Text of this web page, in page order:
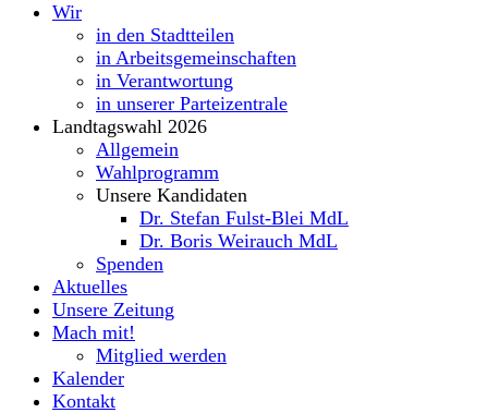
Wir
in den Stadtteilen
in Arbeitsgemeinschaften
in Verantwortung
in unserer Parteizentrale
Landtagswahl 2026
Allgemein
Wahlprogramm
Unsere Kandidaten
Dr. Stefan Fulst-Blei MdL
Dr. Boris Weirauch MdL
Spenden
Aktuelles
Unsere Zeitung
Mach mit!
Mitglied werden
Kalender
Kontakt